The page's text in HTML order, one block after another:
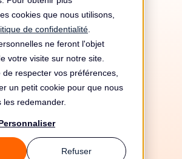
cookies que nous utilisons,
de confidentialité
ne feront l'objet
votre visite sur notre site.
respecter vos préférences,
un petit cookie pour que nous
redemander.
Refuser
Camera Di
Industria
E